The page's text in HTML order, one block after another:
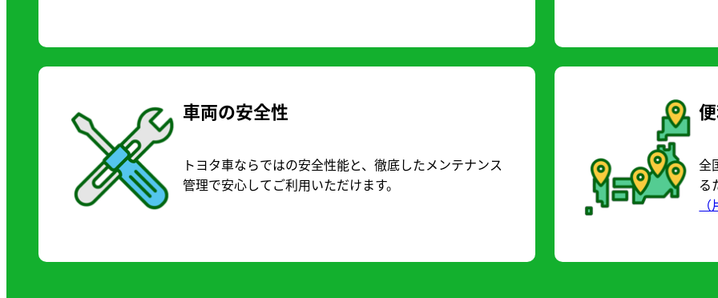
車両の安全性
トヨタ車ならではの安全性能と、徹底したメンテナンス
管理で安心してご利用いただけます。
全
る